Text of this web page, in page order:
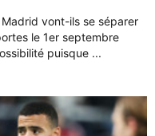
vont-ils se séparer
le 1er septembre
puisque ...